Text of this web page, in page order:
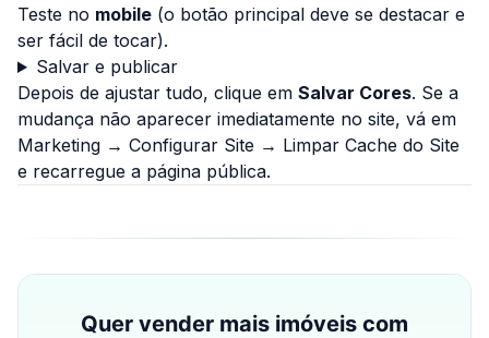
Teste no mobile (o botão principal deve se destacar e
ser fácil de tocar).
Salvar e publicar
Depois de ajustar tudo, clique em Salvar Cores. Se a
mudança não aparecer imediatamente no site, vá em
Marketing → Configurar Site → Limpar Cache do Site
e recarregue a página pública.
Quer vender mais imóveis com